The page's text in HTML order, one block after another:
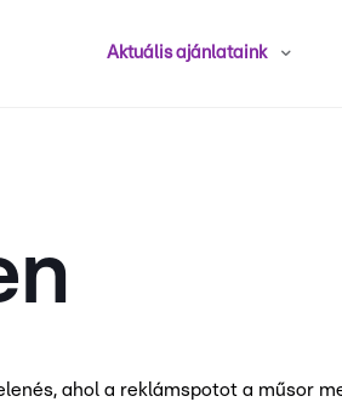
Aktuális ajánlataink
ahol a reklámspotot a műsor